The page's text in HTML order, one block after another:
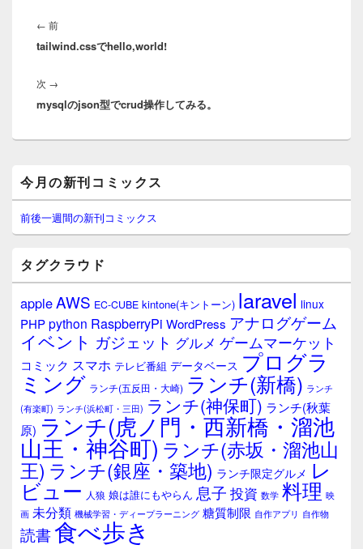
稿
ナ
ゲ
ー
シ
← 前前
の
tailwind.cssでhello,world!
次 →
の
mysqlのjson型でcrud操作してみる。
イ
ン
サ
イ
ウ
ィ
ジ
ェ
ア
今月の新刊コミックス
前後一週間の新刊コミックス
タグクラウド
appleAWS EC-CUBE kintone(キントーン) laravel linux
PHPpython RaspberryPi WordPress アナログゲーム
イベント ガジェット グルメ ゲームマーケット
コミック スマホ テレビ番組 データベース プログラ
ミング ランチ(五反田・大崎) ランチ(新橋) ランチ
(有楽町) ランチ(浜松町・三田) ランチ(神保町) ランチ(秋葉
原) ランチ(虎ノ門・西新橋・溜池
山王・神谷町) ランチ(赤坂・溜池山
王) ランチ(銀座・築地) ランチ限定グルメ レ
ビュー 人狼 娘は誰にもやらん 息子 投資 数学 料理 映
画 未分類 機械学習・ディープラーニング 糖質制限 自作アプリ 自作物
読書食べ歩き